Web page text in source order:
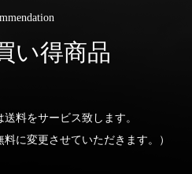
い得商品
料をサービス致します。
料に変更させていただきます。）